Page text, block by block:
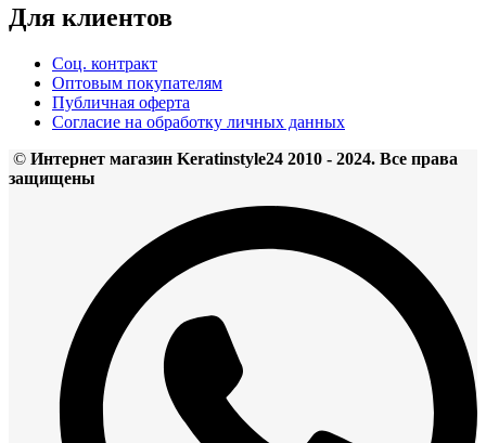
Для клиентов
Соц. контракт
Оптовым покупателям
Публичная оферта
Согласие на обработку личных данных
© Интернет магазин Keratinstyle24 2010 - 2024. Все права
защищены